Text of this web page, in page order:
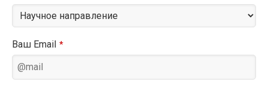
Ваш Email *